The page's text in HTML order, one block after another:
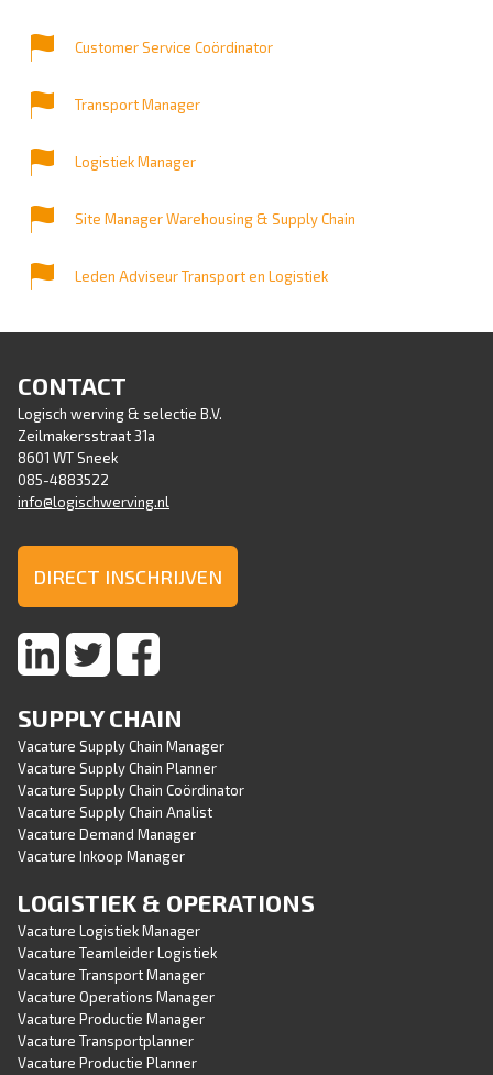
Customer Service Coördinator
Transport Manager
Logistiek Manager
Site Manager Warehousing & Supply Chain
Leden Adviseur Transport en Logistiek
CONTACT
Logisch werving & selectie B.V.
Zeilmakersstraat 31a
8601 WT Sneek
085-4883522
info@logischwerving.nl
DIRECT INSCHRIJVEN
SUPPLY CHAIN
Vacature Supply Chain Manager
Vacature Supply Chain Planner
Vacature Supply Chain Coördinator
Vacature Supply Chain Analist
Vacature Demand Manager
Vacature Inkoop Manager
LOGISTIEK & OPERATIONS
Vacature Logistiek Manager
Vacature Teamleider Logistiek
Vacature Transport Manager
Vacature Operations Manager
Vacature Productie Manager
Vacature Transportplanner
Vacature Productie Planner